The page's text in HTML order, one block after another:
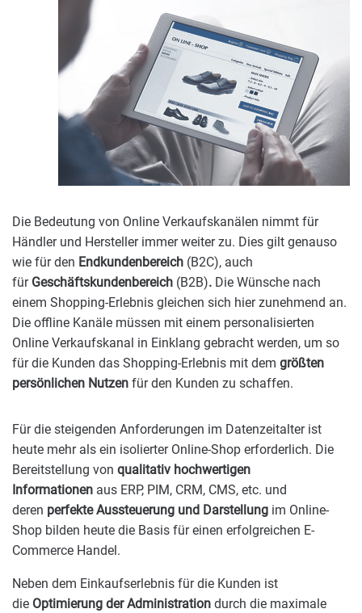
Die Bedeutung von Online Verkaufskanälen nimmt für
Händler und Hersteller immer weiter zu. Dies gilt genauso
wie für den Endkundenbereich (B2C), auch
für Geschäftskundenbereich (B2B). Die Wünsche nach
einem Shopping-Erlebnis gleichen sich hier zunehmend an.
Die offline Kanäle müssen mit einem personalisierten
Online Verkaufskanal in Einklang gebracht werden, um so
für die Kunden das Shopping-Erlebnis mit dem größten
persönlichen Nutzen für den Kunden zu schaffen.
Für die steigenden Anforderungen im Datenzeitalter ist
heute mehr als ein isolierter Online-Shop erforderlich. Die
Bereitstellung von qualitativ hochwertigen
Informationen aus ERP, PIM, CRM, CMS, etc. und
deren perfekte Aussteuerung und Darstellung im Online-
Shop bilden heute die Basis für einen erfolgreichen E-
Commerce Handel.
Neben dem Einkaufserlebnis für die Kunden ist
die Optimierung der Administration durch die maximale